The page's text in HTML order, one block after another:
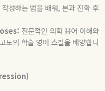
성하는 법을 배워, 본과 진학 후
전문적인 의학 용어 이해와
도의 학술 영어 스킬을 배양합니